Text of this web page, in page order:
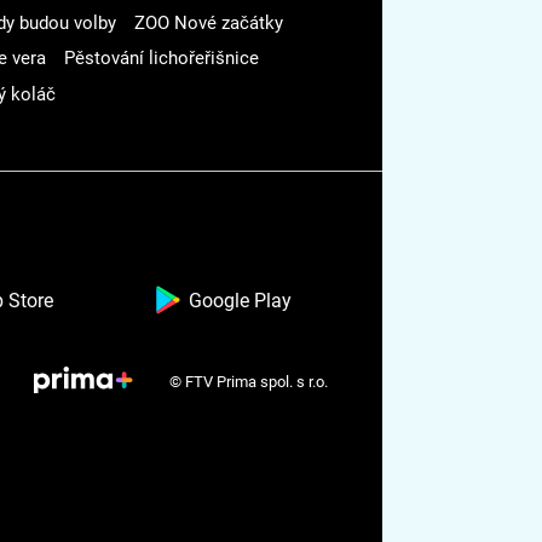
budou volby
ZOO Nové začátky
vera
Pěstování lichořeřišnice
koláč
Store Google Play
© FTV Prima spol. s r.o.